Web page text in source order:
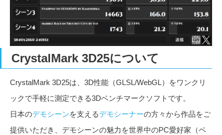
CrystalMark 3D25について
CrystalMark 3D25は、3D性能（GLSL/WebGL）をワンクリ
ックで手軽に測定できる3Dベンチマークソフトです。
日本のデモシーンを支えるデモシーナーの方々から作品をご
提供いただき、デモシーンの魅力を世界中のPC愛好家（ベ